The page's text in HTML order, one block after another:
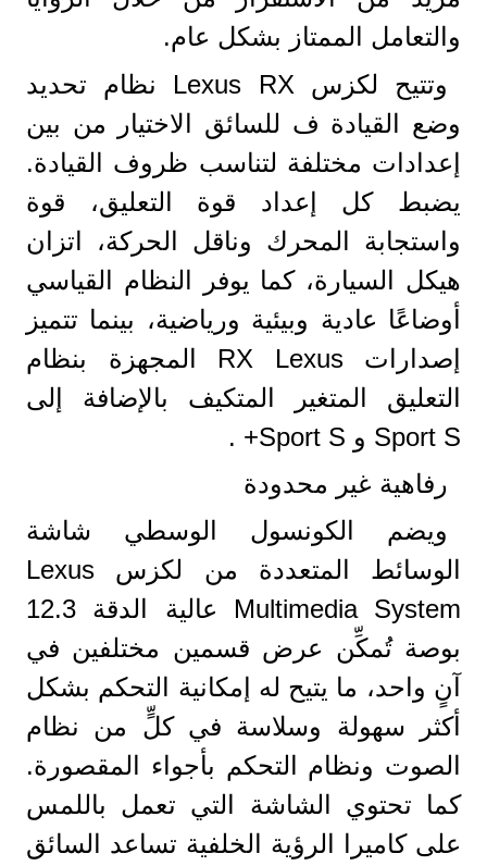
والتعامل الممتاز بشكل عام.
وتتيح لكزس Lexus RX نظام تحديد
وضع القيادة ف للسائق الاختيار من بين
إعدادات مختلفة لتناسب ظروف القيادة.
يضبط كل إعداد قوة التعليق، قوة
واستجابة المحرك وناقل الحركة، اتزان
هيكل السيارة، كما يوفر النظام القياسي
أوضاعًا عادية وبيئية ورياضية، بينما تتميز
إصدارات RX Lexus المجهزة بنظام
التعليق المتغير المتكيف بالإضافة إلى
Sport S و Sport S+ .
رفاهية غير محدودة
ويضم الكونسول الوسطي شاشة
الوسائط المتعددة من لكزس Lexus
Multimedia System عالية الدقة 12.3
بوصة تُمكِّن عرض قسمين مختلفين في
آنٍ واحد، ما يتيح له إمكانية التحكم بشكل
أكثر سهولة وسلاسة في كلٍّ من نظام
الصوت ونظام التحكم بأجواء المقصورة.
كما تحتوي الشاشة التي تعمل باللمس
على كاميرا الرؤية الخلفية تساعد السائق